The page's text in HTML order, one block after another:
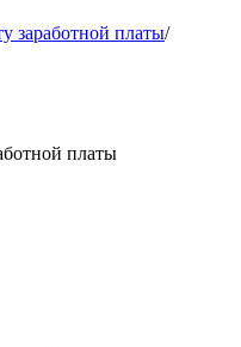
заработной платы/
платы